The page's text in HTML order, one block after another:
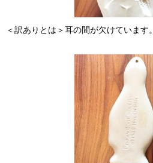
＜訳ありとは＞耳の間が欠けています。